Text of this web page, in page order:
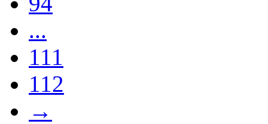
...
111
112
→